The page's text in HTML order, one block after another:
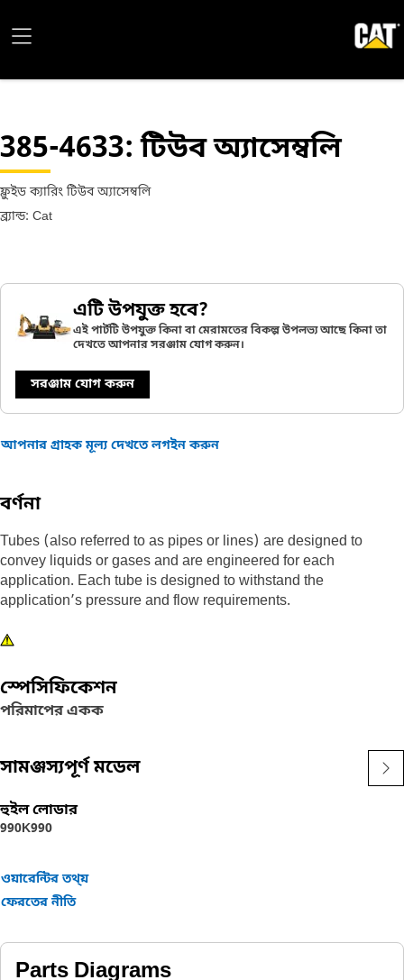
385-4633: টিউব অ্যাসেম্বলি
ফ্লুইড ক্যারিং টিউব অ্যাসেম্বলি
ব্র্যান্ড: Cat
এটি উপযুক্ত হবে?
এই পার্টটি উপযুক্ত কিনা বা মেরামতের বিকল্প উপলভ্য আছে কিনা তা
দেখতে আপনার সরঞ্জাম যোগ করুন।
সরঞ্জাম যোগ করুন
আপনার গ্রাহক মূল্য দেখতে লগইন করুন
বর্ণনা
Tubes (also referred to as pipes or lines) are designed to
convey liquids or gases and are engineered for each
application. Each tube is designed to withstand the
application’s pressure and flow requirements.
স্পেসিফিকেশন
পরিমাপের একক
সামঞ্জস্যপূর্ণ মডেল
হুইল লোডার
990K990
ওয়ারেন্টির তথ্য়
ফেরতের নীতি
Parts Diagrams